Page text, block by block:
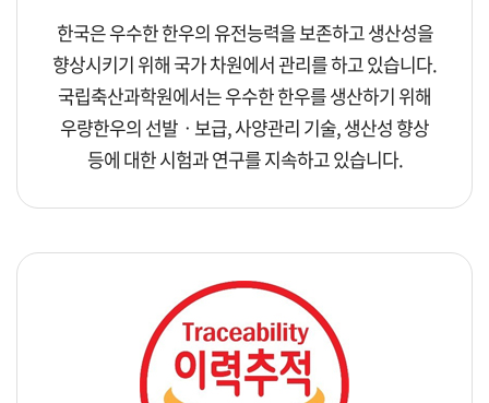
한국은 우수한 한우의 유전능력을 보존하고 생산성을
향상시키기 위해 국가 차원에서 관리를 하고 있습니다.
국립축산과학원에서는 우수한 한우를 생산하기 위해
우량한우의 선발ㆍ보급, 사양관리 기술, 생산성 향상
등에 대한 시험과 연구를 지속하고 있습니다.